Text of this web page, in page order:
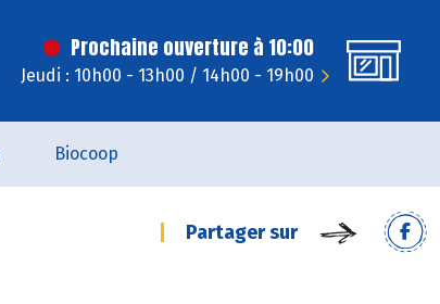
Prochaine ouverture à 10:00
Jeudi : 10h00 - 13h00 / 14h00 - 19h00
Biocoop
Partager sur